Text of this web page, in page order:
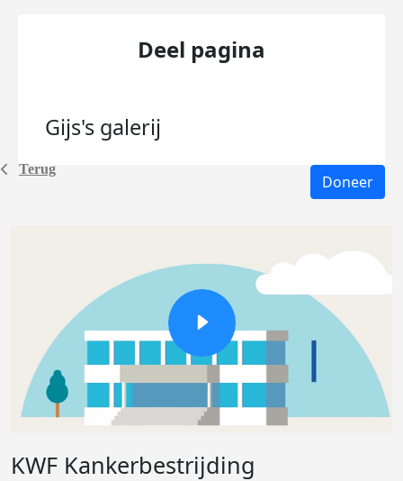
Terug
Deel pagina
Gijs's galerij
Doneer
KWF Kankerbestrijding